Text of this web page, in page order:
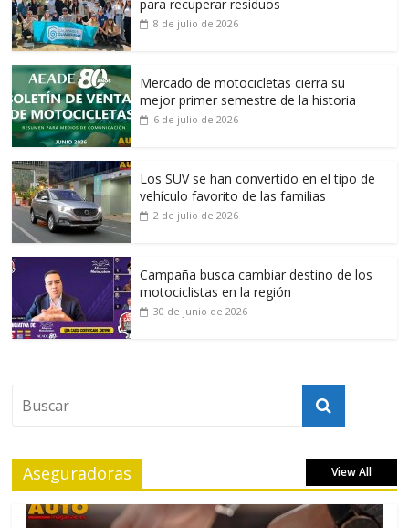
para recuperar residuos
8 de julio de 2026
Mercado de motocicletas cierra su
mejor primer semestre de la historia
6 de julio de 2026
Los SUV se han convertido en el tipo de
vehículo favorito de las familias
2 de julio de 2026
Campaña busca cambiar destino de los
motociclistas en la región
30 de junio de 2026
Aseguradoras View All